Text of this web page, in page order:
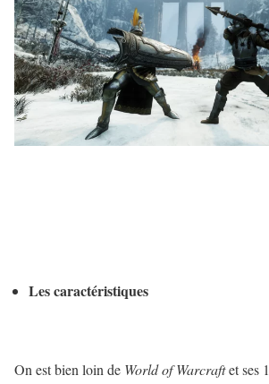
Les caractéristiques
On est bien loin de World of Warcraftet ses